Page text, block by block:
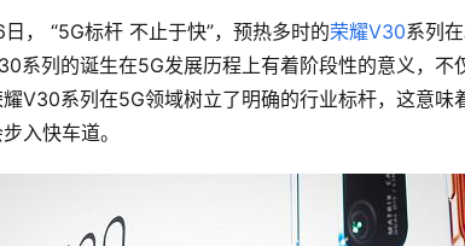
日， “5G标杆 不止于快”，预热多时的荣耀V30系列
系列的诞生在5G发展历程上有着阶段性的意义，
V30系列在5G领域树立了明确的行业标杆，这意
入快车道。